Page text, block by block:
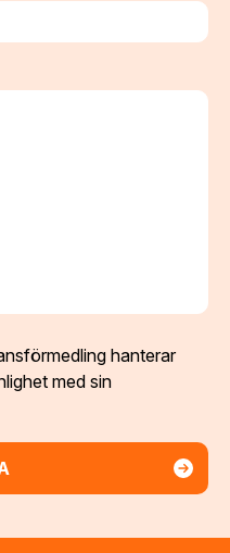
hanterar
med sin